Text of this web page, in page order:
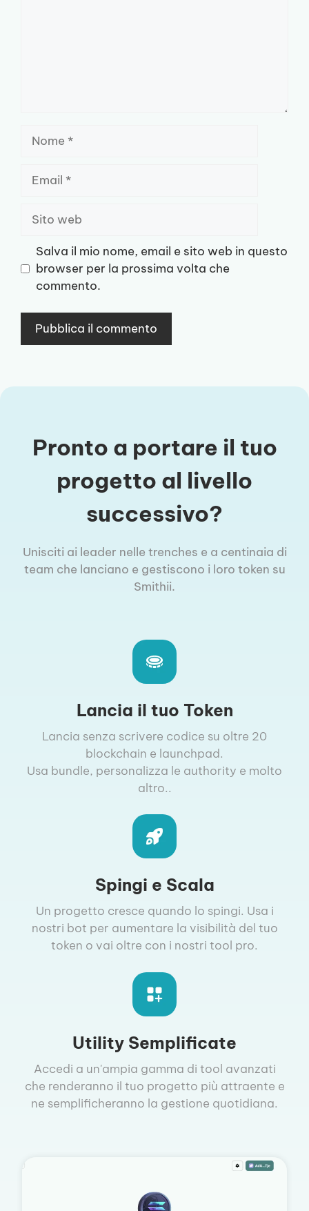
Sito
web
Salva il mio nome, email e sito web in questo
browser per la prossima volta che
commento.
Pronto a portare il tuo
progetto al livello
successivo?
Unisciti ai leader nelle trenches e a centinaia di
team che lanciano e gestiscono i loro token su
Smithii.
Lancia il tuo Token
Lancia senza scrivere codice su oltre 20
blockchain e launchpad.
Usa bundle, personalizza le authority e molto
altro..
Spingi e Scala
Un progetto cresce quando lo spingi. Usa i
nostri bot per aumentare la visibilità del tuo
token o vai oltre con i nostri tool pro.
Utility Semplificate
Accedi a un'ampia gamma di tool avanzati
che renderanno il tuo progetto più attraente e
ne semplificheranno la gestione quotidiana.